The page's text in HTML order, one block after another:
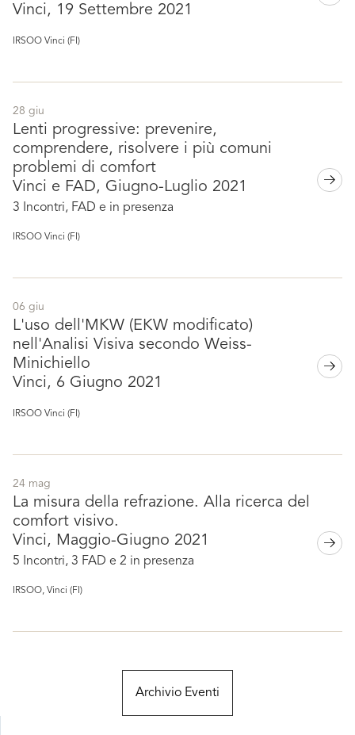
Vinci, 19 Settembre 2021
IRSOO Vinci (FI)
28 giu
Lenti progressive: prevenire,
comprendere, risolvere i più comuni
problemi di comfort
Vinci e FAD, Giugno-Luglio 2021
3 Incontri, FAD e in presenza
IRSOO Vinci (FI)
06 giu
L'uso dell'MKW (EKW modificato)
nell'Analisi Visiva secondo Weiss-
Minichiello
Vinci, 6 Giugno 2021
IRSOO Vinci (FI)
24 mag
La misura della refrazione. Alla ricerca del
comfort visivo.
Vinci, Maggio-Giugno 2021
5 Incontri, 3 FAD e 2 in presenza
IRSOO, Vinci (FI)
Archivio Eventi